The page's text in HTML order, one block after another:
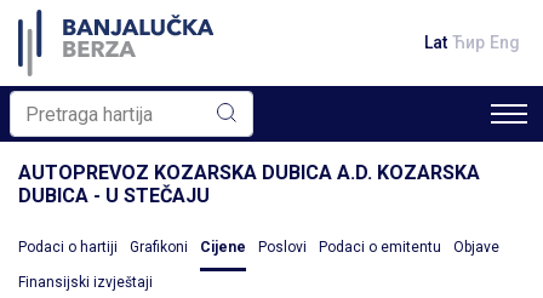
Lat Ћир Eng
AUTOPREVOZ KOZARSKA DUBICA A.D. KOZARSKA
DUBICA - U STEČAJU
Podaci o hartiji Grafikoni Cijene Poslovi Podaci o emitentu Objave
Finansijski izvještaji